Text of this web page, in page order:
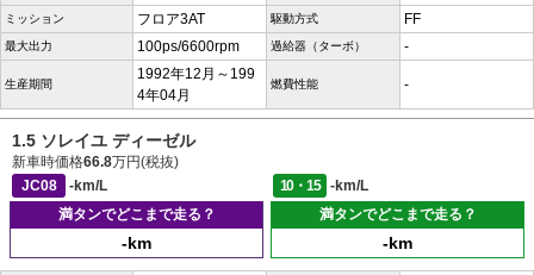
ミッション フロア3AT 駆動方式 FF
最大出力 100ps/6600rpm 過給器（ターボ） -
生産期間
1992年12月～199
4年04月
燃費性能 -
1.5 ソレイユ ディーゼル
新車時価格66.8万円(税抜)
JC08
-km/L 10・15
-km/L
満タンでどこまで走る？
-km
満タンでどこまで走る？
-km